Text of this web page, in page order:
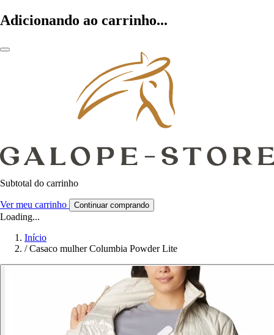
Adicionando ao carrinho...
Subtotal do carrinho
Ver meu carrinho Continuar comprando
Loading...
Início
/ Casaco mulher Columbia Powder Lite